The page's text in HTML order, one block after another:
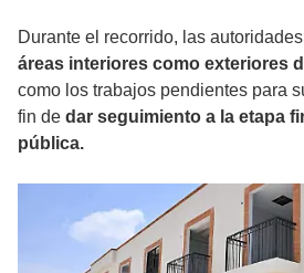
Durante el recorrido, las autoridades
áreas interiores como exteriores
como los trabajos pendientes para
fin de dar seguimiento a la etapa
pública.